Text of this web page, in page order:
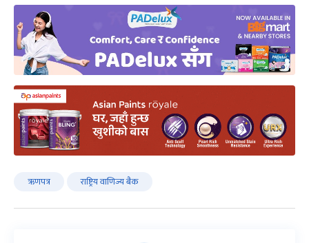
ऋणपत्र राष्ट्रिय वाणिज्य बैं‌क